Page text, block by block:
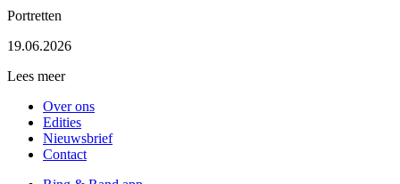
Portretten
19.06.2026
Lees meer
Over ons
Edities
Nieuwsbrief
Contact